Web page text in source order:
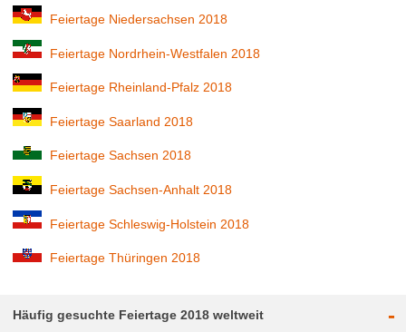
Feiertage Niedersachsen 2018
Feiertage Nordrhein-Westfalen 2018
Feiertage Rheinland-Pfalz 2018
Feiertage Saarland 2018
Feiertage Sachsen 2018
Feiertage Sachsen-Anhalt 2018
Feiertage Schleswig-Holstein 2018
Feiertage Thüringen 2018
Häufig gesuchte Feiertage 2018 weltweit -